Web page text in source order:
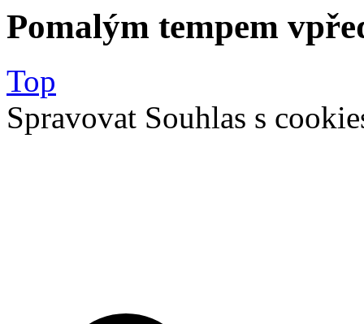
Pomalým tempem
Top
Spravovat Souhlas s